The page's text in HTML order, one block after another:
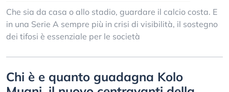
Che sia da casa o allo stadio, guardare il calcio costa. E
in una Serie A sempre più in crisi di visibilità, il sostegno
dei tifosi è essenziale per le società
Chi è e quanto guadagna Kolo